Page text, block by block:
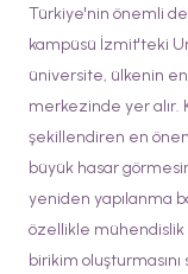
Türkiye'nin önemli
kampüsü İzmit'teki
üniversite, ülkenin
merkezinde yer alır.
şekillendiren en
büyük hasar
yeniden yapılanma
özellikle
birikim oluşturmasını